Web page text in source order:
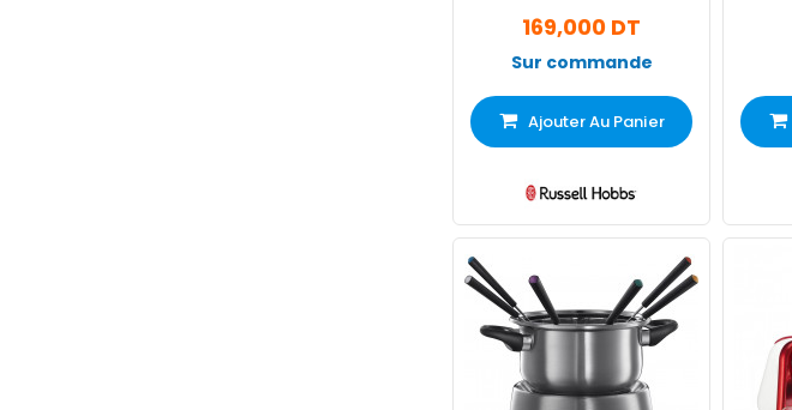
169,000 DT
Sur commande
Ajouter Au Panier